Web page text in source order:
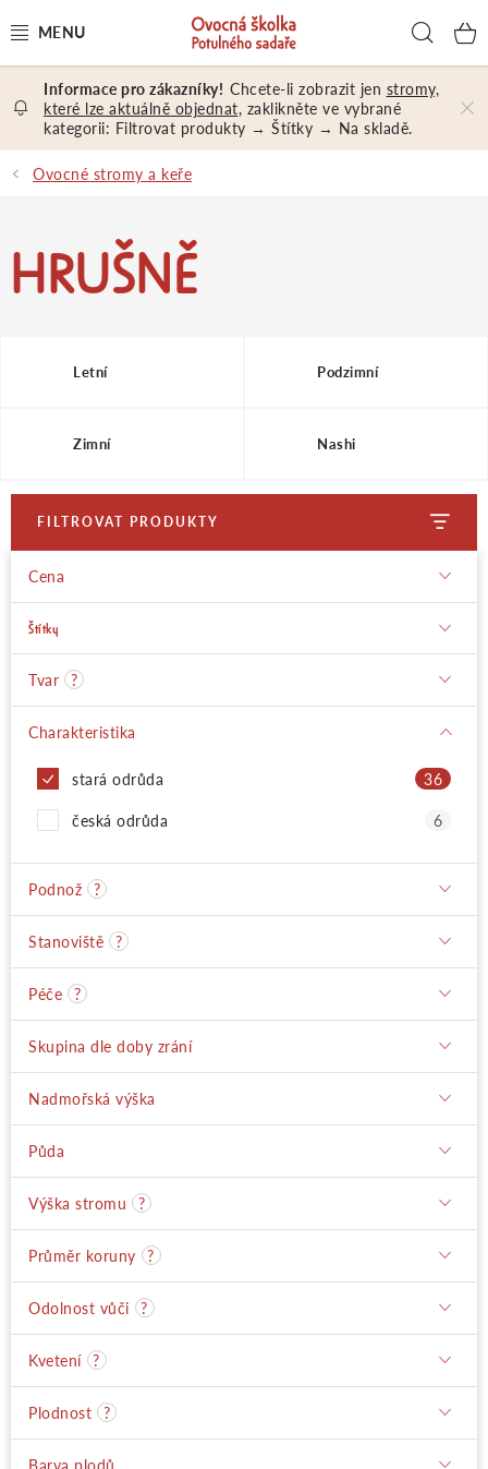
na
OVOCNÉ STROMY A KEŘE
NÁŘADÍ A MATERIÁL
PORADENSTVÍ
PRODEJNA
Jak nakupovat
Hodnocení obchodu
Moje objednávka
Chcete-li zobrazit jen stromy,
které lze aktuálně objednat, zaklikněte ve vybrané
kategorii: Filtrovat produkty → Štítky → Na skladě.
Ovocné stromy a keře
HRUŠNĚ
Letní Podzimní
Zimní Nashi
FILTROVAT PRODUKTY
Cena
Štítky
Tvar ?
Charakteristika
stará odrůda
36
česká odrůda
6
Podnož ?
Stanoviště ?
Péče ?
Skupina dle doby zrání
Nadmořská výška
Půda
Výška stromu ?
Průměr koruny ?
Odolnost vůči ?
Kvetení ?
Plodnost ?
Barva plodů